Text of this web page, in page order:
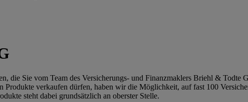
die Sie vom Team des Versicherungs- und Finanzmaklers Briehl &
verkaufen dürfen, haben wir die Möglichkeit, auf fast 100
steht dabei grundsätzlich an oberster Stelle.